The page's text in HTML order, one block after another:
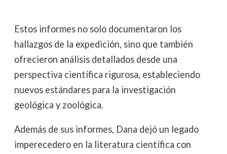
Estos informes no solo documentaron los
hallazgos de la expedición, sino que también
ofrecieron análisis detallados desde una
perspectiva científica rigurosa, estableciendo
nuevos estándares para la investigación
geológica y zoológica.
Además de sus informes, Dana dejó un legado
imperecedero en la literatura científica con